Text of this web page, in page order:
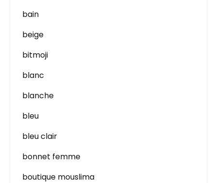
bain
beige
bitmoji
blanc
blanche
bleu
bleu clair
bonnet femme
boutique mouslima